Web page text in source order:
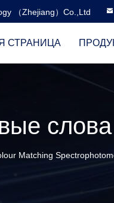
（Zhejiang）Co.,Ltd
СТРАНИЦА
Matching